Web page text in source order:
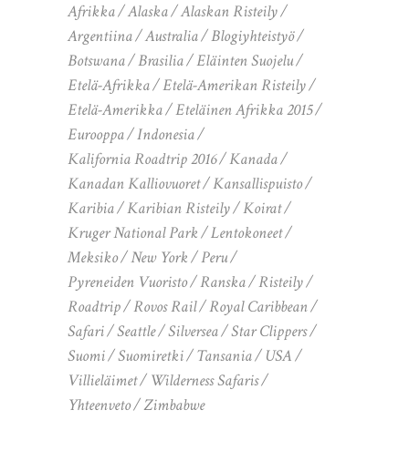
Afrikka Alaska
Alaskan Risteily
Argentiina
Australia
Blogiyhteistyö
Botswana
Brasilia
Eläinten Suojelu
Etelä-Afrikka
Etelä-Amerikan Risteily
Etelä-Amerikka
Eteläinen Afrikka 2015
Eurooppa
Indonesia
Kalifornia Roadtrip 2016
Kanada
Kanadan Kalliovuoret
Kansallispuisto
Karibia
Karibian Risteily
Koirat
Kruger National Park
Lentokoneet
Meksiko
New York
Peru
Pyreneiden Vuoristo
Ranska
Risteily
Roadtrip
Rovos Rail
Royal Caribbean
Safari
Seattle Silversea
Star Clippers
Suomi
Suomiretki Tansania
USA
Villieläimet
Wilderness Safaris
Yhteenveto
Zimbabwe